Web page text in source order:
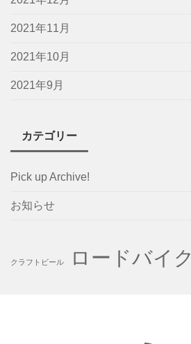
2021年11月
2021年10月
2021年9月
カテゴリー
Pick up Archive!
お知らせ
クラフトビール ロードバイク